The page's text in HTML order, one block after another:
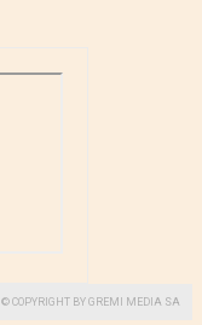
© COPYRIGHT BY GREMI MEDIA SA